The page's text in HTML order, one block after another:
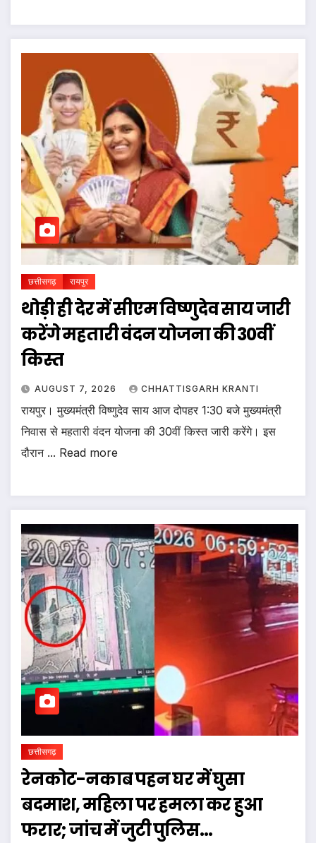
छत्तीसगढ़ रायपुर
थोड़ी ही देर में सीएम विष्णुदेव साय जारी
करेंगे महतारी वंदन योजना की 30वीं
किस्त
AUGUST 7, 2026 CHHATTISGARH KRANTI
रायपुर। मुख्यमंत्री विष्णुदेव साय आज दोपहर 1:30 बजे मुख्यमंत्री
निवास से महतारी वंदन योजना की 30वीं किस्त जारी करेंगे। इस
दौरान ... Read more
छत्तीसगढ़
रेनकोट-नकाब पहन घर में घुसा
बदमाश, महिला पर हमला कर हुआ
फरार; जांच में जुटी पुलिस…